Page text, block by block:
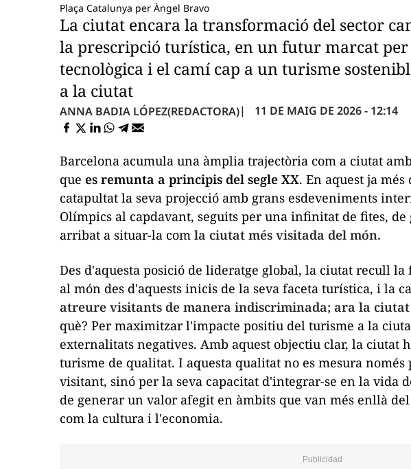
Plaça Catalunya per Àngel Bravo
La ciutat encara la transformació del sector
la prescripció turística, en un futur marcat
tecnològica i el camí cap a un turisme
a la ciutat
ANNA BADIA LÓPEZ(REDACTORA) 11 DE MAIG DE 2026 - 12:14
Barcelona acumula una àmplia trajectòria com a ciutat
que es remunta a principis del segle XX. En aquest ja
catapultat la seva projecció amb grans esdeveniments
Olímpics al capdavant, seguits per una infinitat de fites, de
arribat a situar-la com la ciutat més visitada del món.
Des d'aquesta posició de lideratge global, la ciutat recull
al món des d'aquests inicis de la seva faceta turística, i la
atreure visitants de manera indiscriminada; ara la
què? Per maximitzar l'impacte positiu del turisme a la
externalitats negatives. Amb aquest objectiu clar, la ciutat
turisme de qualitat. I aquesta qualitat no es mesura
visitant, sinó per la seva capacitat d'integrar-se en la vida
de generar un valor afegit en àmbits que van més enllà
com la cultura i l'economia.